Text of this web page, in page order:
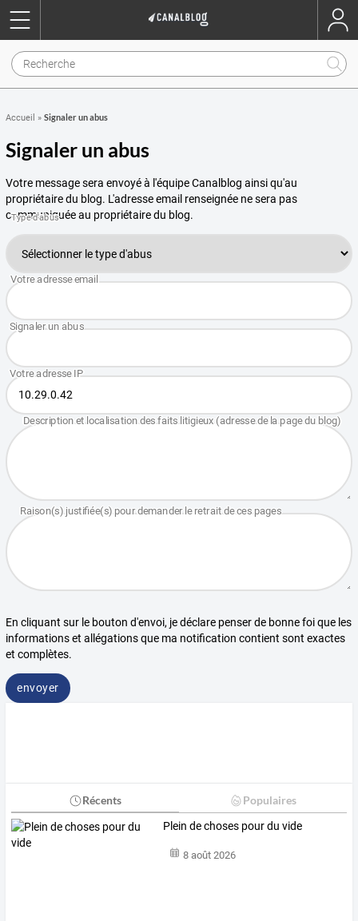
Accueil » Signaler un abus
Signaler un abus
Votre message sera envoyé à l'équipe Canalblog ainsi qu'au
propriétaire du blog. L'adresse email renseignée ne sera pas
communiquée au propriétaire du blog.
En cliquant sur le bouton d'envoi, je déclare penser de bonne foi que les
informations et allégations que ma notification contient sont exactes
et complètes.
envoyer
Récents Populaires
Plein de choses pour du vide
8 août 2026